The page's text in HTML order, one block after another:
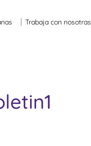
Trabaja con nosotras